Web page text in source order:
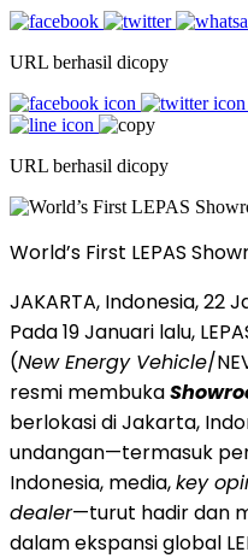
URL berhasil dicopy
URL berhasil dicopy
World’s First LEPAS
JAKARTA, Indonesia,22
Pada 19 Januari lalu,
(New Energy Vehicle/
resmi membuka
berlokasi di Jakarta,
undangan—termasuk
Indonesia, media,key
dealer—turut hadir dan
dalam ekspansi global